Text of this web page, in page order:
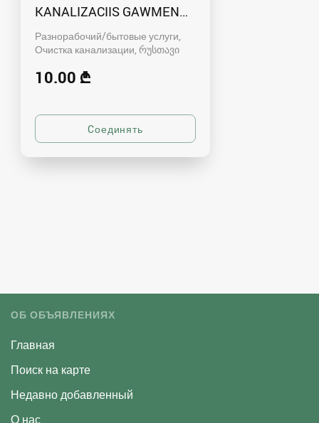
KANALIZACIIS GAWMENDA RUSTAVSHI -
Разнорабочий/бытовые услуги,
Очистка канализации რუსთავი
10.00 ₾
ОБ ОБЪЯВЛЕНИЯХ
Главная
Поиск на карте
Недавно добавленный
О нас